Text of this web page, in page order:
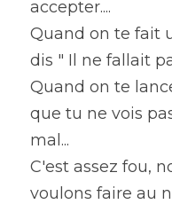
accepter....
Quand on te fait
dis " Il ne fallait
Quand on te
que tu ne vois
mal...
C'est assez fou,
voulons faire au